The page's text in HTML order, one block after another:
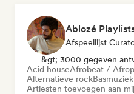
Ablozé
Afspeellijst
&gt; 3000 gegeven
Acid houseAfrobeat /
Alternatieve rockBasmuziek
Artiesten toevoegen aan